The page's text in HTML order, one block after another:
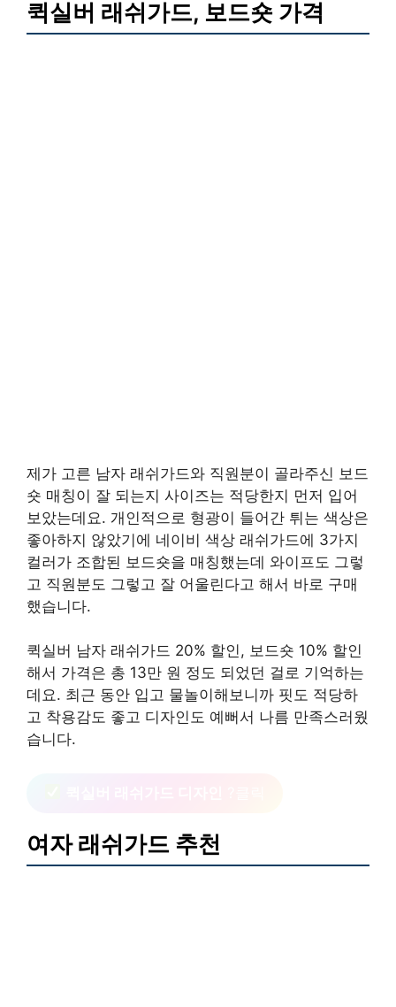
퀵실버 래쉬가드, 보드숏 가격
제가 고른 남자 래쉬가드와 직원분이 골라주신 보드
숏 매칭이 잘 되는지 사이즈는 적당한지 먼저 입어
보았는데요. 개인적으로 형광이 들어간 튀는 색상은
좋아하지 않았기에 네이비 색상 래쉬가드에 3가지
컬러가 조합된 보드숏을 매칭했는데 와이프도 그렇
고 직원분도 그렇고 잘 어울린다고 해서 바로 구매
했습니다.
퀵실버 남자 래쉬가드 20% 할인, 보드숏 10% 할인
해서 가격은 총 13만 원 정도 되었던 걸로 기억하는
데요. 최근 동안 입고 물놀이해보니까 핏도 적당하
고 착용감도 좋고 디자인도 예뻐서 나름 만족스러웠
습니다.
여자 래쉬가드 추천